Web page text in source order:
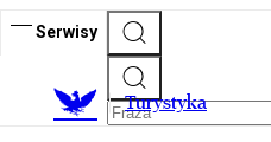
Serwisy
Turystyka